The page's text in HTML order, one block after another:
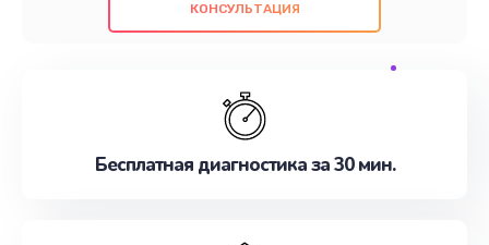
проведенных работ. Наша цель - предоставить
обслуживание, удовлетворяя их потребности
наилучшим образом. Не медлите записаться на
КОНСУЛЬТАЦИЯ
Бесплатная диагностика за 30 мин.